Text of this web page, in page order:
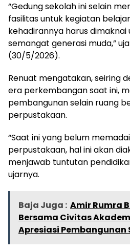
“Gedung sekolah ini selain
fasilitas untuk kegiatan
kehadirannya harus
semangat generasi muda,”
(30/5/2026).
Renuat mengatakan, seiring
era perkembangan saat ini,
pembangunan selain ruang
perpustakaan.
“Saat ini yang belum
perpustakaan, hal ini akan
menjawab tuntutan
ujarnya.
Baja Juga : Amir Rumra
Bersama Civitas
Apresiasi Pembangunan